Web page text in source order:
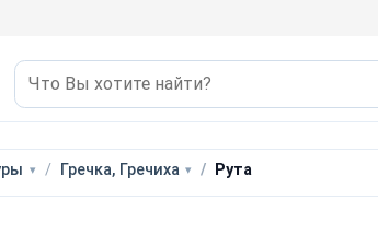
Гречка, Гречиха Рута